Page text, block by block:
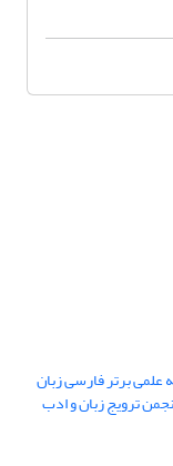
علمی برتر فارسی زبان
انجمن ترویج زبان و ادب